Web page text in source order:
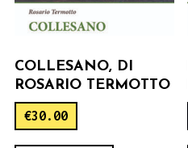
COLLESANO, DI
ROSARIO TERMOTTO
€30.00